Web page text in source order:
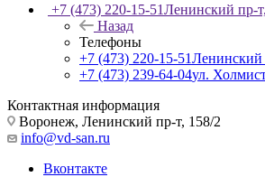
+7 (473) 220-15-51Ленинский пр-
Назад
Телефоны
+7 (473) 220-15-51Ленинский
+7 (473) 239-64-04ул.
Контактная информация
Воронеж, Ленинский пр-т, 158/2
info@vd-san.ru
Вконтакте